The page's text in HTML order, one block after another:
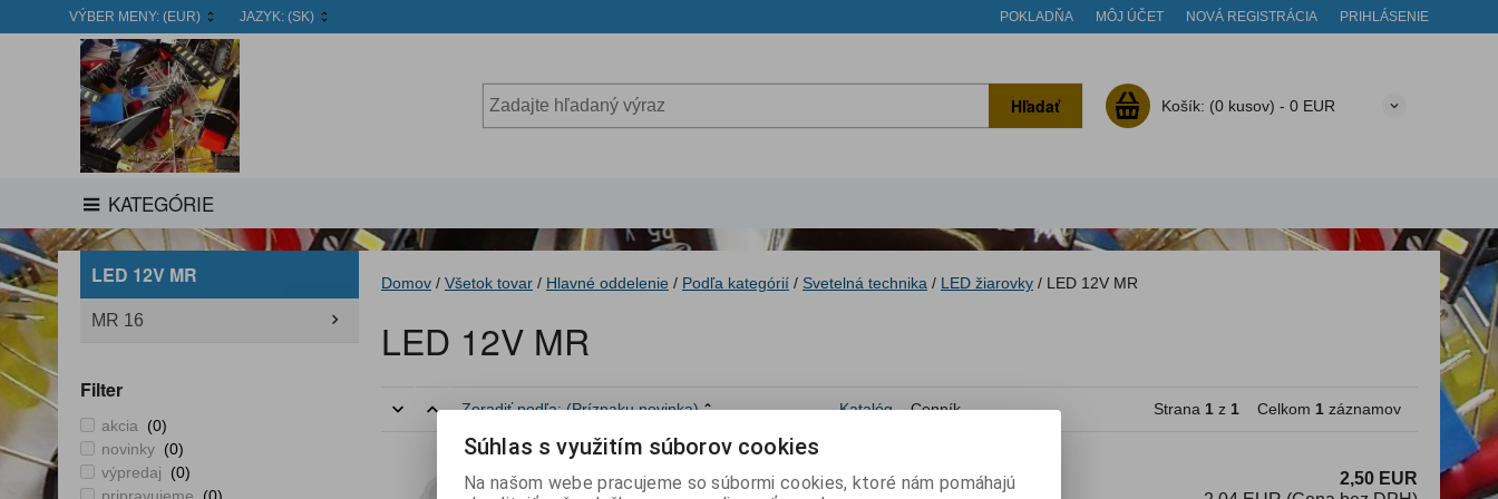
VÝBER MENY: (EUR) JAZYK: (SK) POKLADŇA MÔJ ÚČET NOVÁ REGISTRÁCIA PRIHLÁSENIE
Hľadať Košík: (0 kusov) - 0 EUR
KATEGÓRIE
LED 12V MR
MR 16
Filter
akcia
(0)
novinky (0)
výpredaj
(0)
Domov / Všetok tovar / Hlavné oddelenie / Podľa kategórií / Svetelná technika / LED žiarovky / LED 12V MR
LED 12V MR
Zoradiť podľa:(Príznaku novinka) Katalóg Cenník Strana 1 z 1 Celkom 1 záznamov
ZAR 0528-1
2,50 EUR
Súhlas s využitím súborov cookies
Na našom webe pracujeme so súbormi cookies, ktoré nám pomáhajú